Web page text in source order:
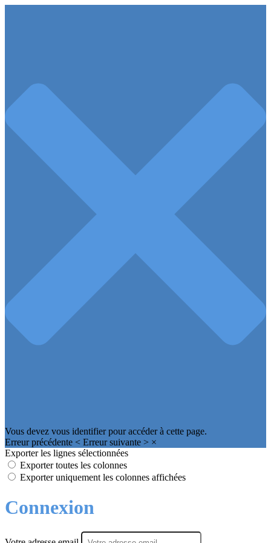
Vous devez vous identifier pour accéder à cette page.
Erreur précédente < Erreur suivante > ×
Exporter les lignes sélectionnées
Exporter toutes les colonnes
Exporter uniquement les colonnes affichées
Connexion